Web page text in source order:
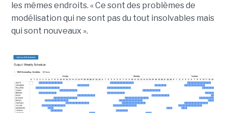
les mêmes endroits. « Ce sont des problèmes de
modélisation qui ne sont pas du tout insolvables mais
qui sont nouveaux ».